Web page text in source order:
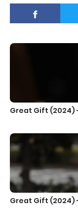
Great Gift (2024) -
Great Gift (2024) -